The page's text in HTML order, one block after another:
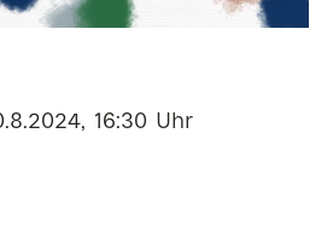
16:30 Uhr